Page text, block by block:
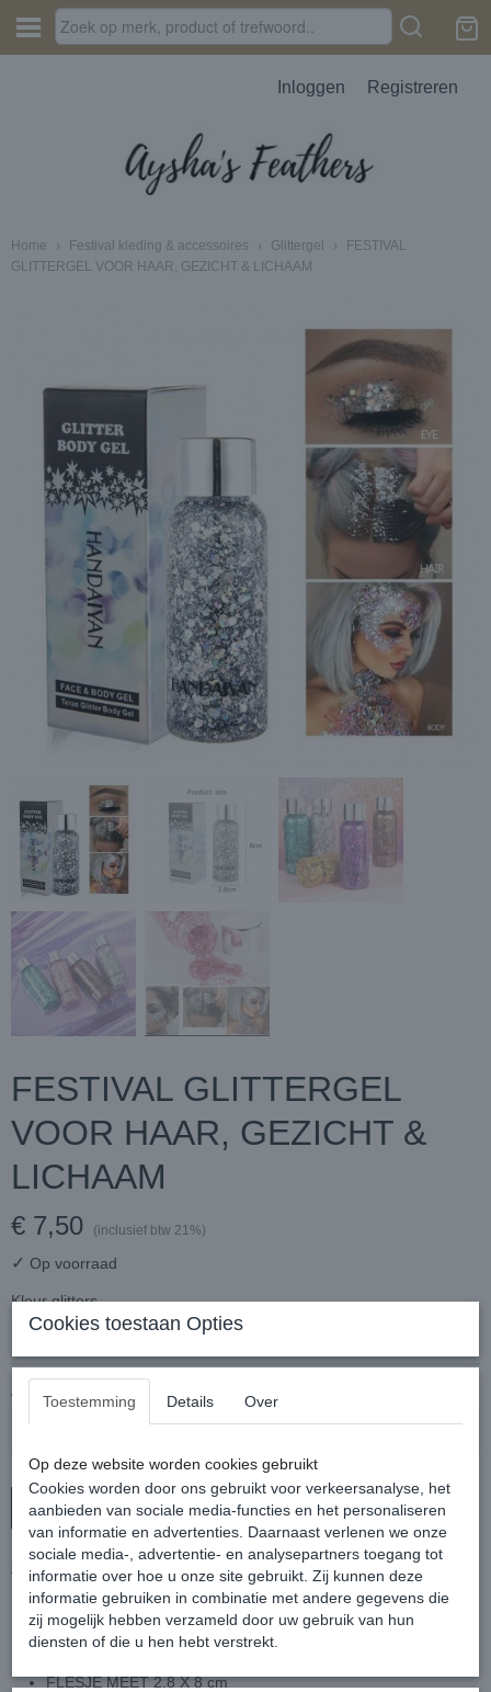
Inloggen Registreren
Home › Festival kleding & accessoires › Glittergel ›
FESTIVAL
GLITTERGEL VOOR HAAR, GEZICHT & LICHAAM
FESTIVAL GLITTERGEL
VOOR HAAR, GEZICHT &
LICHAAM
€ 7,50 (inclusief btw 21%)
✓ Op voorraad
Kleur glitters
Aantal
In winkelwagen
FESTIVAL GLITTERGEL VOOR HAAR, GEZICHT & LICHAAM
FESTIVAL GLITTERGEL MET HOLOGRAFISCH EFFECT
DE GEL IS GESCHIKT VOOR HAAR, GEZICHT EN HET
FLESJE MEET 2,8 X 8 cm
Cookies toestaan Opties
Toestemming Details Over
Op deze website worden cookies gebruikt
Cookies worden door ons gebruikt voor verkeersanalyse, het
aanbieden van sociale media-functies en het personaliseren
van informatie en advertenties. Daarnaast verlenen we onze
sociale media-, advertentie- en analysepartners toegang tot
informatie over hoe u onze site gebruikt. Zij kunnen deze
informatie gebruiken in combinatie met andere gegevens die
zij mogelijk hebben verzameld door uw gebruik van hun
diensten of die u hen hebt verstrekt.